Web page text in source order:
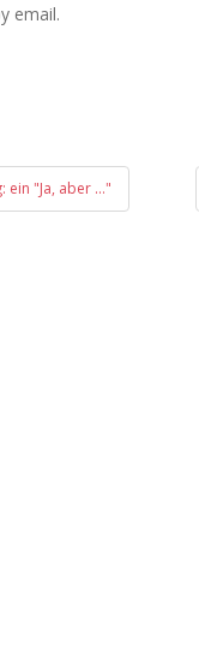
email.
ein "Ja, aber …"